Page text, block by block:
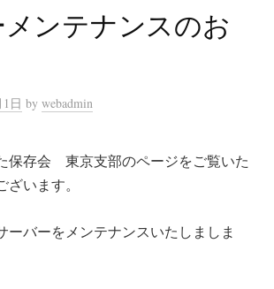
ンテナンスのお
日 by webadmin
保存会 東京支部のページをご覧いた
います。
ーバーをメンテナンスいたしましま